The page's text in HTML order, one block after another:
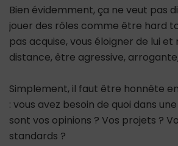
Bien évidemment, ça ne veut pas
jouer des rôles comme être hard
pas acquise, vous éloigner de lui
distance, être agressive,
Simplement, il faut être honnête
: vous avez besoin de quoi dans
sont vos opinions ? Vos projets ?
standards ?